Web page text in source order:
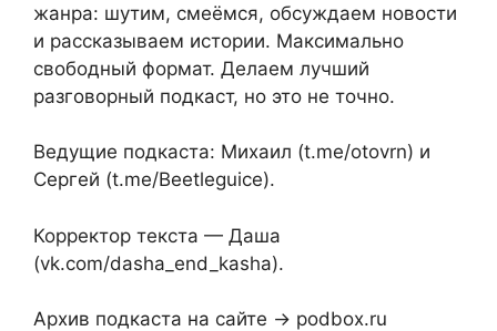
жанра: шутим, смеёмся, обсуждаем новости
и рассказываем истории. Максимально
свободный формат. Делаем лучший
разговорный подкаст, но это не точно.
Ведущие подкаста: Михаил (t.me/otovrn) и
Сергей (t.me/Beetleguice).
Корректор текста — Даша
(vk.com/dasha_end_kasha).
Архив подкаста на сайте → podbox.ru